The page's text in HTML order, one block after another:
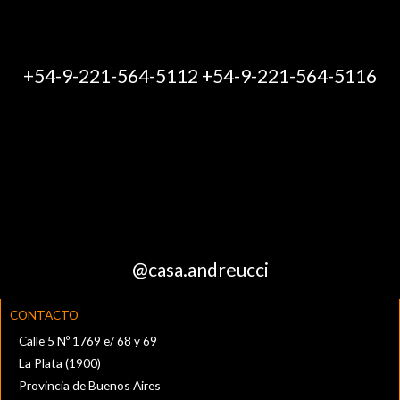
+54-9-221-564-5112 +54-9-221-564-5116
@casa.andreucci
CONTACTO
Calle 5 Nº 1769 e/ 68 y 69
La Plata (1900)
Provincia de Buenos Aires